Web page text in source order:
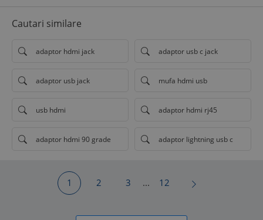
Cautari similare
adaptor hdmi jack adaptor usb c jack
adaptor usb jack mufa hdmi usb
usb hdmi adaptor hdmi rj45
adaptor hdmi 90 grade adaptor lightning usb c
1 2 3 ... 12